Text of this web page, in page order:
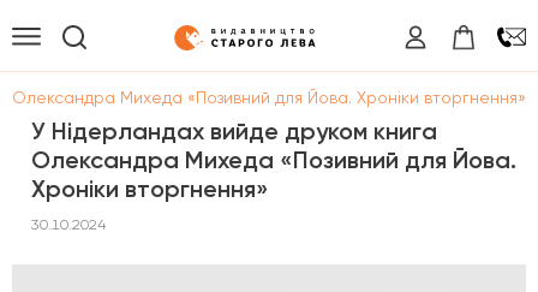
Олександра Михеда «Позивний для Йова. Хроніки вторгнення»
У Нідерландах вийде друком книга
Олександра Михеда «Позивний для Йова.
Хроніки вторгнення»
30.10.2024